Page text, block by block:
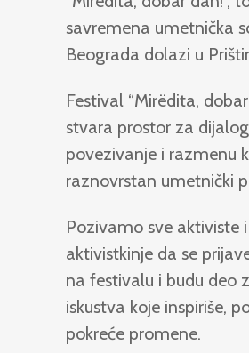
savremena umetnička
Beograda dolazi u
Festival “Mirëdita,
stvara prostor za
povezivanje i razmenu
raznovrstan umetnički
Pozivamo sve aktiviste i
aktivistkinje da se
na festivalu i budu deo
iskustva koje inspiriše,
pokreće promene.